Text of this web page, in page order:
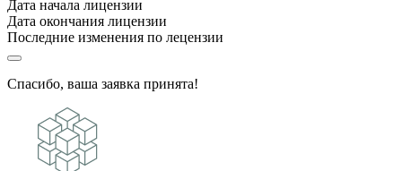
Дата начала лицензии
Дата окончания лицензии
Последние изменения по лецензии
Спасибо, ваша заявка принята!